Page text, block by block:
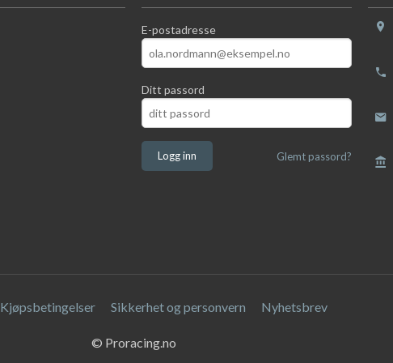
E-postadresse
Ditt passord
Glemt passord?
Kjøpsbetingelser Sikkerhet og personvern Nyhetsbrev
© Proracing.no